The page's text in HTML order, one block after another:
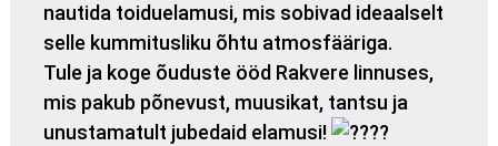
nautida toiduelamusi, mis sobivad ideaalselt
selle kummitusliku õhtu atmosfääriga.
Tule ja koge õuduste ööd Rakvere linnuses,
mis pakub põnevust, muusikat, tantsu ja
unustamatult jubedaid elamusi!